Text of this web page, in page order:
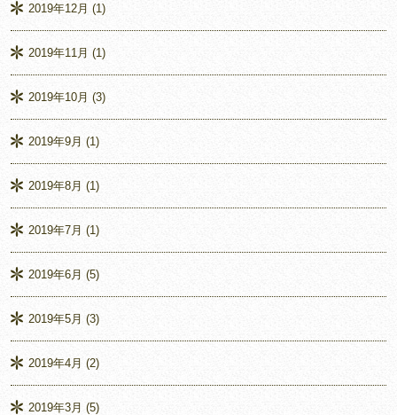
2019年12月 (1)
2019年11月 (1)
2019年10月 (3)
2019年9月 (1)
2019年8月 (1)
2019年7月 (1)
2019年6月 (5)
2019年5月 (3)
2019年4月 (2)
2019年3月 (5)